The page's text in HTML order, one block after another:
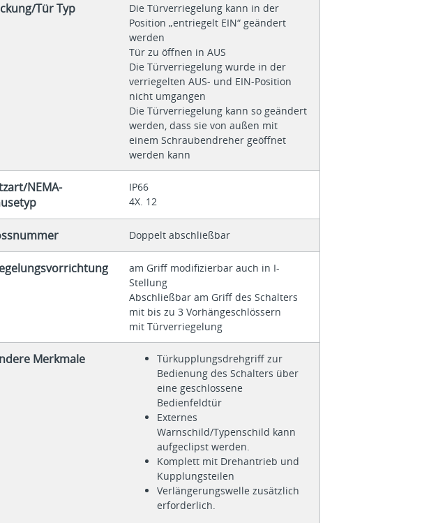
Tür Typ
Die Türverriegelung kann in der
Position „entriegelt EIN“ geändert
werden
Tür zu öffnen in AUS
Die Türverriegelung wurde in der
verriegelten AUS- und EIN-Position
nicht umgangen
Die Türverriegelung kann so geändert
werden, dass sie von außen mit
einem Schraubendreher geöffnet
werden kann
NEMA-
IP66
4X. 12
Doppelt abschließbar
am Griff modifizierbar auch in I-
Stellung
Abschließbar am Griff des Schalters
mit bis zu 3 Vorhängeschlössern
mit Türverriegelung
Merkmale
Türkupplungsdrehgriff zur
Bedienung des Schalters über
eine geschlossene
Bedienfeldtür
Externes
Warnschild/Typenschild kann
aufgeclipst werden.
Komplett mit Drehantrieb und
Kupplungsteilen
Verlängerungswelle zusätzlich
erforderlich.